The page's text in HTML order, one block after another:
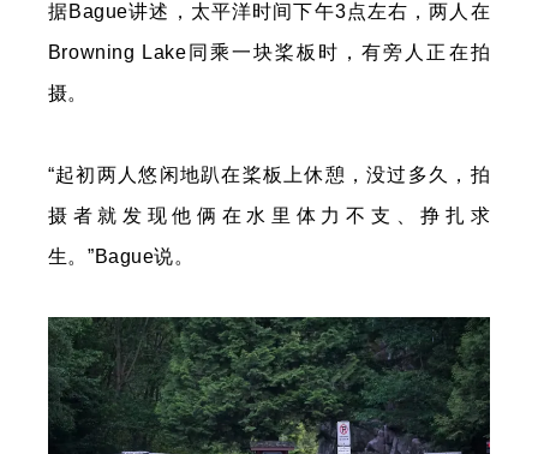
据Bague讲述，太平洋时间下午3点左右，两人在
Browning Lake同乘一块桨板时，有旁人正在拍
摄。
“起初两人悠闲地趴在桨板上休憩，没过多久，拍
摄者就发现他俩在水里体力不支、挣扎求
生。”Bague说。